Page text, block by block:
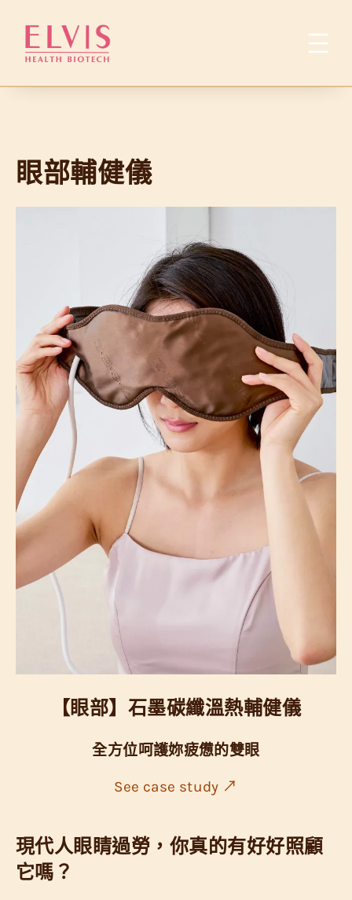
要
眼部輔健儀
【眼部】石墨碳纖溫熱輔健儀
全方位呵護妳疲憊的雙眼
See case study ↗
現代人眼睛過勞，你真的有好好照顧
它嗎？